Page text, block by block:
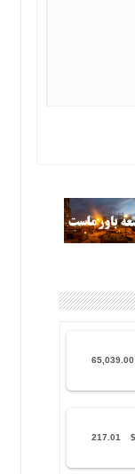
65,039.00
$
217.01